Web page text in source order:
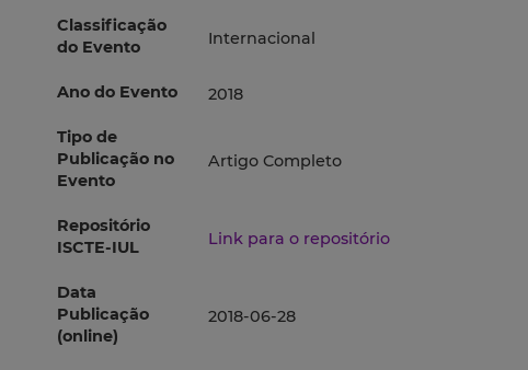
Classificação
do Evento
Internacional
Ano do Evento 2018
Tipo de
Publicação no
Evento
Artigo Completo
Repositório
ISCTE-IUL
Link para o repositório
Data
Publicação
(online)
2018-06-28